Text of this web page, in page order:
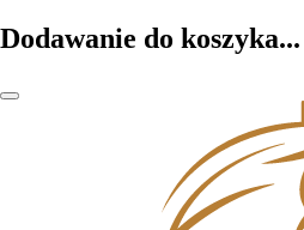
Dodawanie do koszyka...